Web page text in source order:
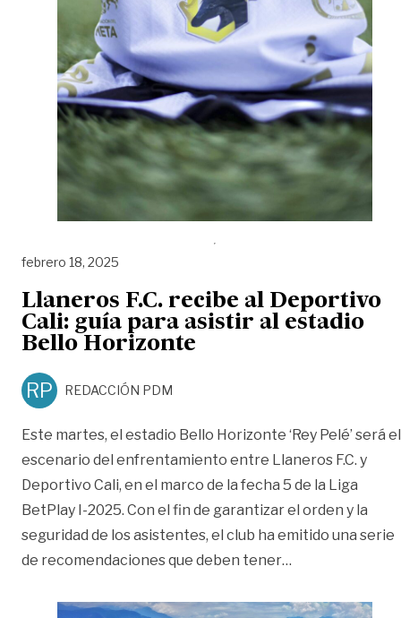
febrero 18, 2025
Llaneros F.C. recibe al Deportivo
Cali: guía para asistir al estadio
Bello Horizonte
RP REDACCIÓN PDM
Este martes, el estadio Bello Horizonte ‘Rey Pelé’ será el
escenario del enfrentamiento entre Llaneros F.C. y
Deportivo Cali, en el marco de la fecha 5 de la Liga
BetPlay I-2025. Con el fin de garantizar el orden y la
seguridad de los asistentes, el club ha emitido una serie
de recomendaciones que deben tener…